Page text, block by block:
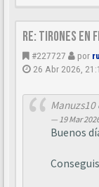
Re: Tirones en
#227727 por
26 Abr 2026,
Manuzs10
19 Mar
Buenos